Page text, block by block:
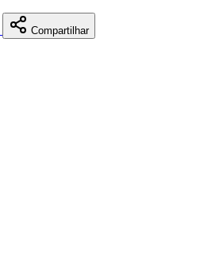
Compartilhar